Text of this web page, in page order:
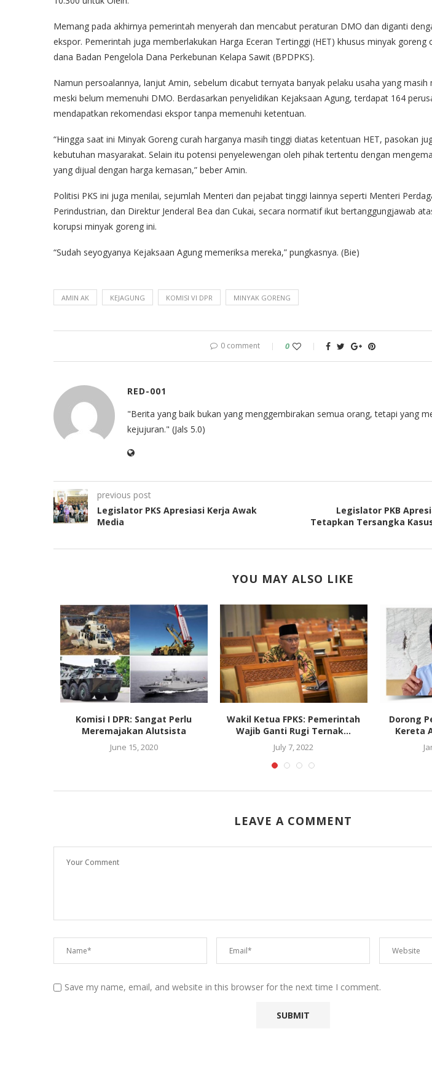
Memang pada akhirnya pemerintah menyerah dan mencabut peraturan DMO dan diganti
ekspor. Pemerintah juga memberlakukan Harga Eceran Tertinggi (HET) khusus minyak goreng
dana Badan Pengelola Dana Perkebunan Kelapa Sawit (BPDPKS).
Namun persoalannya, lanjut Amin, sebelum dicabut ternyata banyak pelaku usaha yang
meski belum memenuhi DMO. Berdasarkan penyelidikan Kejaksaan Agung, terdapat 164
mendapatkan rekomendasi ekspor tanpa memenuhi ketentuan.
“Hingga saat ini Minyak Goreng curah harganya masih tinggi diatas ketentuan HET, pasokan
kebutuhan masyarakat. Selain itu potensi penyelewengan oleh pihak tertentu dengan
yang dijual dengan harga kemasan,” beber Amin.
Politisi PKS ini juga menilai, sejumlah Menteri dan pejabat tinggi lainnya seperti Menteri
Perindustrian, dan Direktur Jenderal Bea dan Cukai, secara normatif ikut bertanggungjawab
korupsi minyak goreng ini.
“Sudah seyogyanya Kejaksaan Agung memeriksa mereka,” pungkasnya. (Bie)
AMIN AK KEJAGUNG KOMISI VI DPR MINYAK GORENG
0 comment 0
RED-001
"Berita yang baik bukan yang menggembirakan semua orang, tetapi yang
kejujuran." (Jals 5.0)
previous post
Legislator PKS Apresiasi Kerja Awak
Media
Legislator PKB
Tetapkan Tersangka
YOU MAY ALSO LIKE
Komisi I DPR: Sangat Perlu
Meremajakan Alutsista
June 15, 2020
Wakil Ketua FPKS: Pemerintah
Wajib Ganti Rugi Ternak...
July 7, 2022
Dorong
Kereta
LEAVE A COMMENT
Save my name, email, and website in this browser for the next time I comment.